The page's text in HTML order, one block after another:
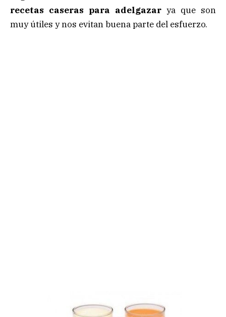
recetas caseras para adelgazar ya que son
muy útiles y nos evitan buena parte del esfuerzo.